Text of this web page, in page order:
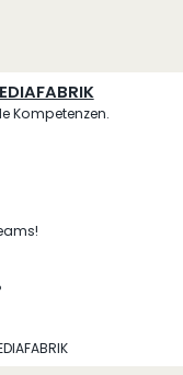
Kompetenzen.